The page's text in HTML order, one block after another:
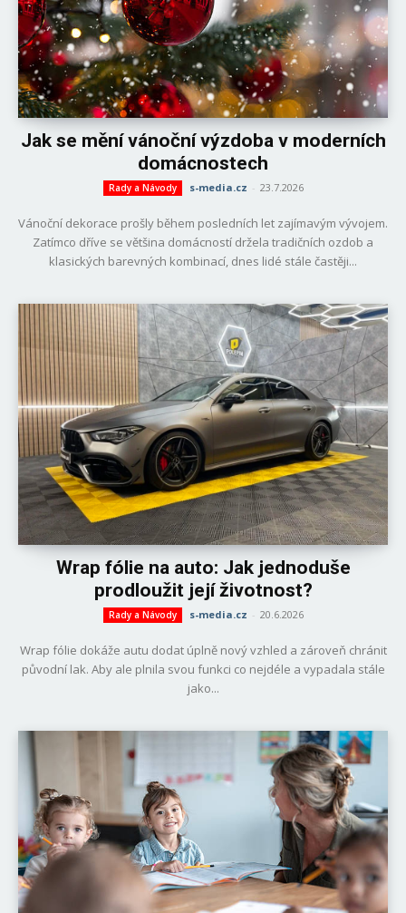
Jak se mění vánoční výzdoba v moderních
domácnostech
Rady a Návody s-media.cz - 23.7.2026
Vánoční dekorace prošly během posledních let zajímavým vývojem.
Zatímco dříve se většina domácností držela tradičních ozdob a
klasických barevných kombinací, dnes lidé stále častěji...
Wrap fólie na auto: Jak jednoduše
prodloužit její životnost?
Rady a Návody s-media.cz - 20.6.2026
Wrap fólie dokáže autu dodat úplně nový vzhled a zároveň chránit
původní lak. Aby ale plnila svou funkci co nejdéle a vypadala stále
jako...